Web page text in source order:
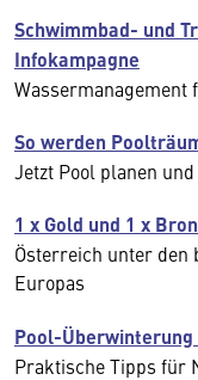
Schwimmbad- und
Infokampagne
Wassermanagement
So werden
Jetzt Pool planen
1 x Gold und 1 x
Österreich unter den
Europas
Pool-
Praktische Tipps für